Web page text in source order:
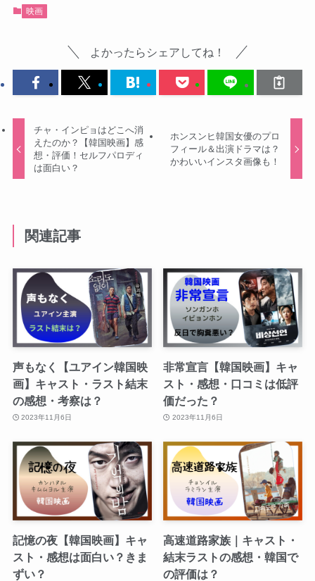
映画
よかったらシェアしてね！
チャ・インピョはどこへ消
えたのか？【韓国映画】感
想・評価！セルフパロディ
は面白い？
ホンスンヒ韓国女優のプロ
フィール＆出演ドラマは？
かわいいインスタ画像も！
関連記事
声もなく【ユアイン韓国映
画】キャスト・ラスト結末
の感想・考察は？
2023年11月6日
非常宣言【韓国映画】キャ
スト・感想・口コミは低評
価だった？
2023年11月6日
記憶の夜【韓国映画】キャ
スト・感想は面白い？きま
ずい？
高速道路家族｜キャスト・
結末ラストの感想・韓国で
の評価は？